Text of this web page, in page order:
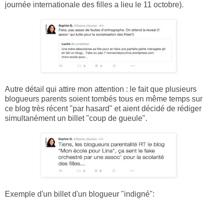
journée internationale des filles a lieu le 11 octobre).
Autre détail qui attire mon attention : le fait que plusieurs
blogueurs parents soient tombés tous en même temps sur
ce blog très récent "par hasard" et aient décidé de rédiger
simultanément un billet "coup de gueule".
Exemple d'un billet d'un blogueur "indigné":